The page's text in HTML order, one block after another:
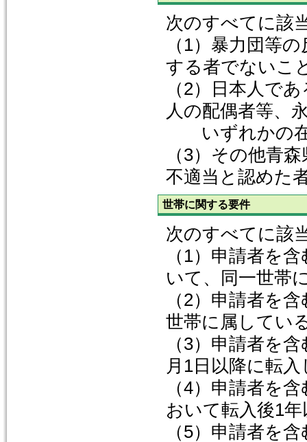
次のすべてに該
（1）暴力団等
する者でないこ
（2）日本人で
人の配偶者等、
いずれかの在
（3）その他青
不適当と認めた
世帯に関する要件
次のすべてに該
（1）申請者を
いて、同一世帯
（2）申請者を
世帯に属してい
（3）申請者を
月1日以降に転
（4）申請者を
おいて転入後1
（5）申請者を